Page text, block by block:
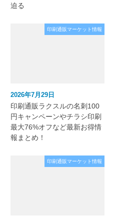
迫る
印刷通販マーケット情報
2026年7月29日
印刷通販ラクスルの名刺100
円キャンペーンやチラシ印刷
最大76%オフなど最新お得情
報まとめ！
印刷通販マーケット情報